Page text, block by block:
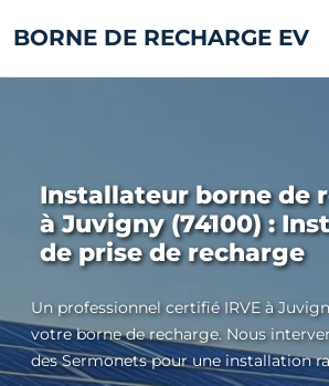
BORNE DE RECHARGE EV
Installateur borne de
à Juvigny (74100) :
de prise de recharge
Un professionnel certifié IRVE à
votre borne de recharge. Nous
des Sermonets pour une installation